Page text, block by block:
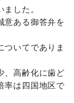
した。
意ある御答弁を
いてでありま
、高齢化に歯ど
率は四国地区で